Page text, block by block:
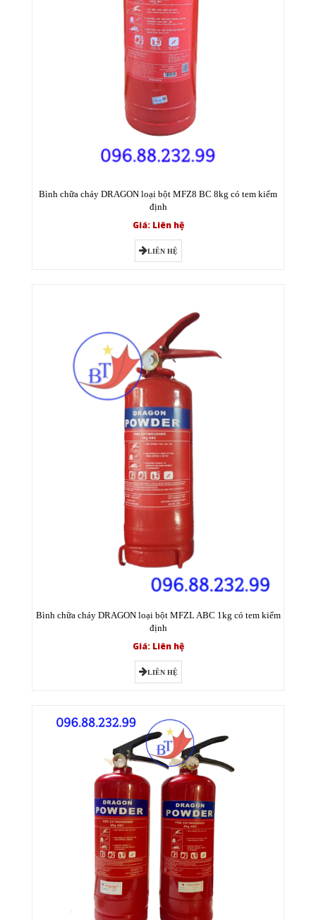
Bình chữa cháy DRAGON loại bột MFZ8 BC 8kg có tem kiểm
định
Giá: Liên hệ
LIÊN HỆ
Bình chữa cháy DRAGON loại bột MFZL ABC 1kg có tem kiểm
định
Giá: Liên hệ
LIÊN HỆ